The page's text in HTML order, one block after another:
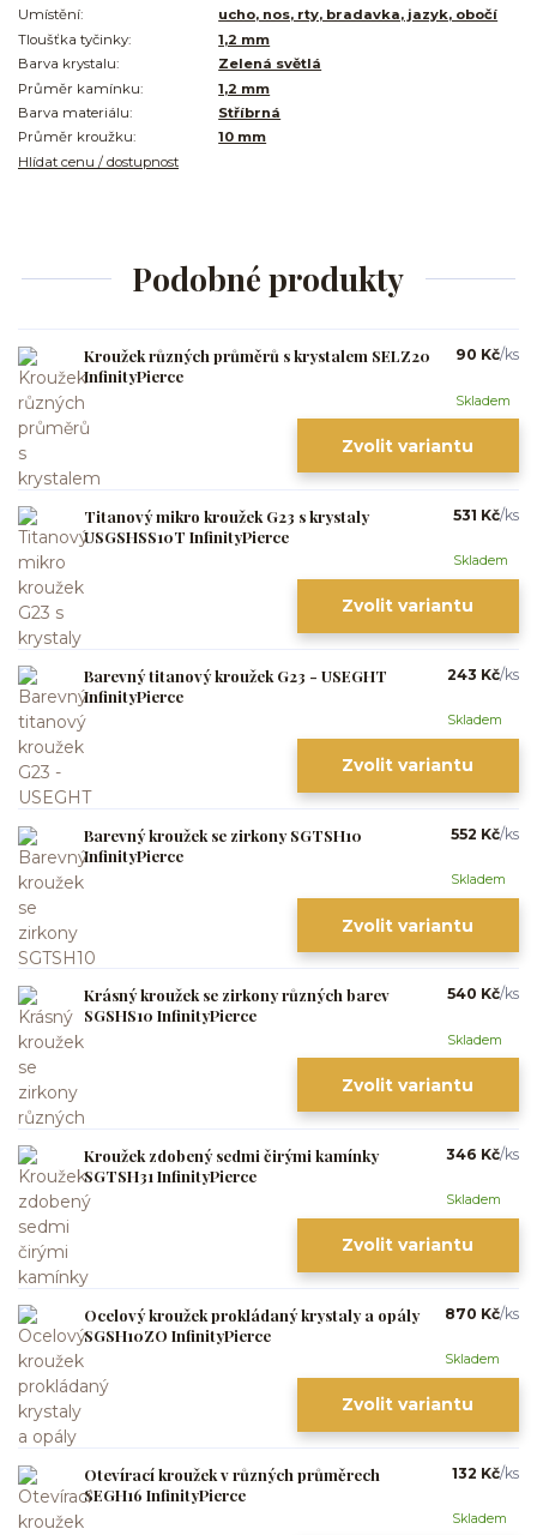
Umístění:
ucho, nos, rty, bradavka, jazyk, obočí
Tloušťka tyčinky:
1,2 mm
Barva krystalu:
Zelená světlá
Průměr kamínku:
1,2 mm
Barva materiálu:
Stříbrná
Průměr kroužku:
10 mm
Hlídat cenu / dostupnost
Podobné produkty
Kroužek různých průměrů s krystalem SELZ20
InfinityPierce
90 Kč/ks
Skladem
Zvolit variantu
Titanový mikro kroužek G23 s krystaly
USGSHSS10T InfinityPierce
531 Kč/ks
Skladem
Zvolit variantu
Barevný titanový kroužek G23 - USEGHT
InfinityPierce
243 Kč/ks
Skladem
Zvolit variantu
Barevný kroužek se zirkony SGTSH10
InfinityPierce
552 Kč/ks
Skladem
Zvolit variantu
Krásný kroužek se zirkony různých barev
SGSHS10 InfinityPierce
540 Kč/ks
Skladem
Zvolit variantu
Kroužek zdobený sedmi čirými kamínky
SGTSH31 InfinityPierce
346 Kč/ks
Skladem
Zvolit variantu
Ocelový kroužek prokládaný krystaly a opály
SGSH10ZO InfinityPierce
870 Kč/ks
Skladem
Zvolit variantu
Otevírací kroužek v různých průměrech
SEGH16 InfinityPierce
132 Kč/ks
Skladem